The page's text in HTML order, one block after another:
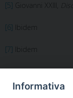
[5] Giovanni XXIII,
[6] Ibidem
[7] Ibidem
[8]Ibidem
Informativa